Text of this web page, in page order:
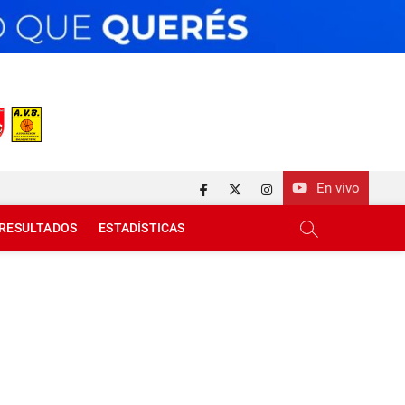
En vivo
facebook
twitterinstagram
RESULTADOS ESTADÍSTICAS